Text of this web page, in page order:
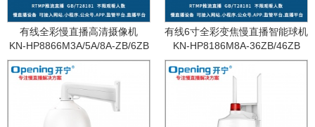
有线全彩慢直播高清摄像机
KN-HP8866M3A/5A/8A-ZB/6ZB
有线6寸全彩变焦慢直播智能球机
KN-HP8186M8A-36ZB/46ZB